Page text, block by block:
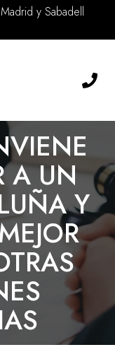
y Sabadell
A UN
Y